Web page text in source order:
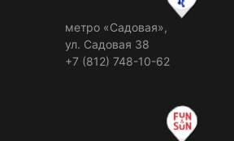
метро «Садовая»,
ул. Садовая 38
+7 (812) 748-10-62